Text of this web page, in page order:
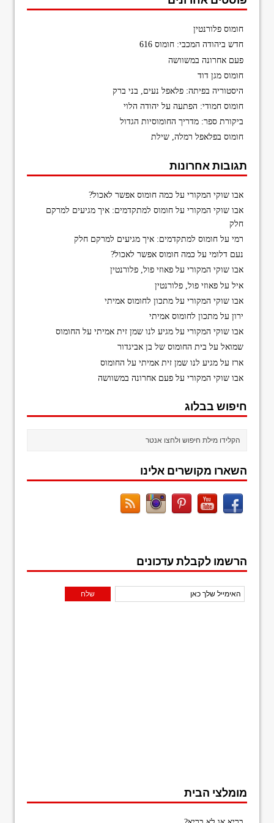
חומוס פלורנטין
חדש ביהודה המכבי: חומוס 616
פעם אחרונה במשוושה
חומוס מגן דוד
היסטוריה בפיתה: פלאפל נעים, בני ברק
חומוס חמודי: הפתעה על יהודה הלוי
ביקורת ספר: מדריך החומוסיות הגדול
חומוס בפלאפל רמלה, שילת
תגובות אחרונות
אבו שוקי המקורי על כמה חומוס אפשר לאכול?
אבו שוקי המקורי עלחומוס למתקדמים: איך מגיעים למרקם
חלק
רמי עלחומוס למתקדמים: איך מגיעים למרקם חלק
נעם דלומי על כמה חומוס אפשר לאכול?
אבו שוקי המקורי עלפאוזי פול, פלורנטין
איל עלפאוזי פול, פלורנטין
אבו שוקי המקורי עלמתכון לחומוס אמיתי
ירון עלמתכון לחומוס אמיתי
אבו שוקי המקורי עלמגיע לנו שמן זית אמיתי על החומוס
שמואל על בית החומוס של בן אביגדור
ארז עלמגיע לנו שמן זית אמיתי על החומוס
אבו שוקי המקורי עלפעם אחרונה במשוושה
חיפוש בבלוג
השארו מקושרים אלינו
הרשמו לקבלת עדכונים
מומלצי הבית